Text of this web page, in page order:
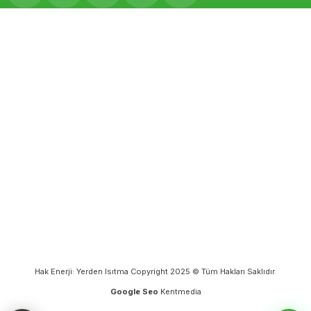
Hak Enerji: Yerden Isıtma Copyright 2025 © Tüm Hakları Saklıdır.
Google Seo Kentmedia